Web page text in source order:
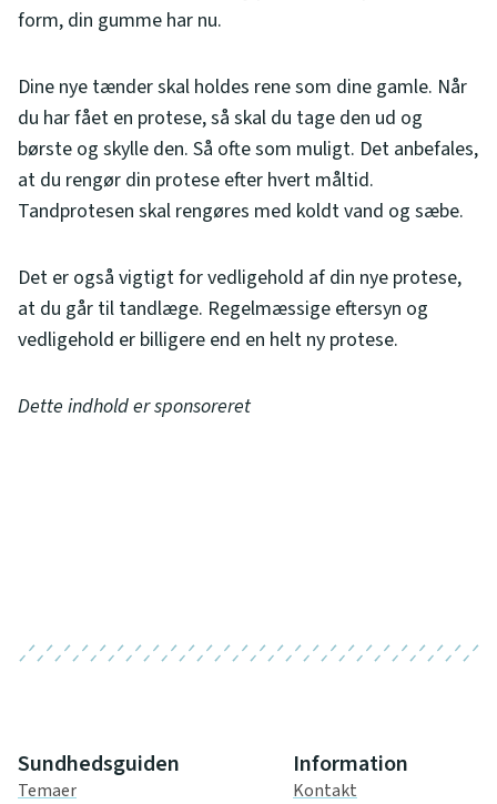
form, din gumme har nu.
Dine nye tænder skal holdes rene som dine gamle. Når
du har fået en protese, så skal du tage den ud og
børste og skylle den. Så ofte som muligt. Det anbefales,
at du rengør din protese efter hvert måltid.
Tandprotesen skal rengøres med koldt vand og sæbe.
Det er også vigtigt for vedligehold af din nye protese,
at du går til tandlæge. Regelmæssige eftersyn og
vedligehold er billigere end en helt ny protese.
Dette indhold er sponsoreret
Sundhedsguiden
Temaer
Information
Kontakt